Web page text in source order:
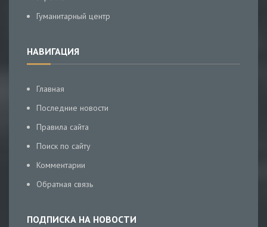
Гуманитарный центр
НАВИГАЦИЯ
Главная
Последние новости
Правила сайта
Поиск по сайту
Комментарии
Обратная связь
ПОДПИСКА НА НОВОСТИ